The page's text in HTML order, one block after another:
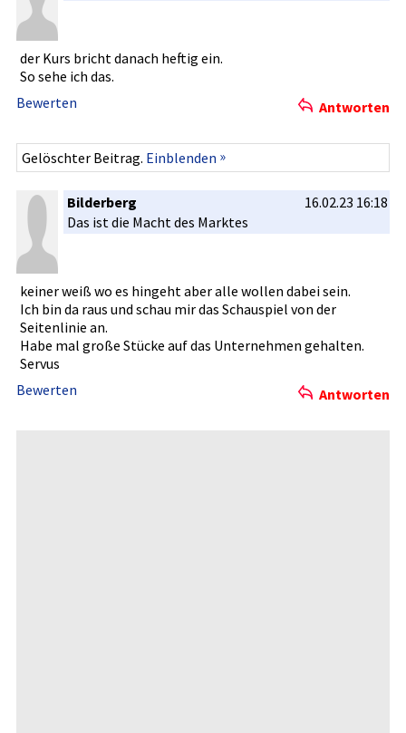
der Kurs bricht danach heftig ein.
So sehe ich das.
Bewerten
Antworten
Gelöschter Beitrag. Einblenden »
Bilderberg
16.02.23 16:18
Das ist die Macht des Marktes
keiner weiß wo es hingeht aber alle wollen dabei sein.
Ich bin da raus und schau mir das Schauspiel­ von der
Seitenlini­e an.
Habe mal große Stücke auf das Unternehme­n gehalten.
Servus
Bewerten
Antworten